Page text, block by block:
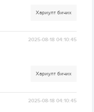
Хариулт бичих
2025-08-18 04:10:45
Хариулт бичих
2025-08-18 04:10:45